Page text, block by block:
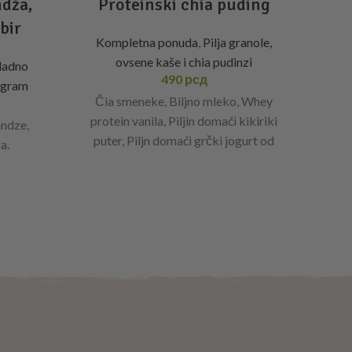
Proteinski chia puding
Kompletna ponuda, Pilja granole,
ovsene kaše i chia pudinzi
490 рсд
Čia smeneke, Biljno mleko, Whey
protein vanila, Piljin domaći kikiriki
puter, Piljn domaći grčki jogurt od